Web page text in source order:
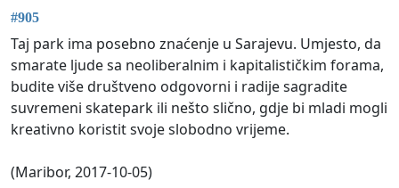
#905
Taj park ima posebno znaćenje u Sarajevu. Umjesto, da
smarate ljude sa neoliberalnim i kapitalističkim forama,
budite više društveno odgovorni i radije sagradite
suvremeni skatepark ili nešto slično, gdje bi mladi mogli
kreativno koristit svoje slobodno vrijeme.
(Maribor, 2017-10-05)